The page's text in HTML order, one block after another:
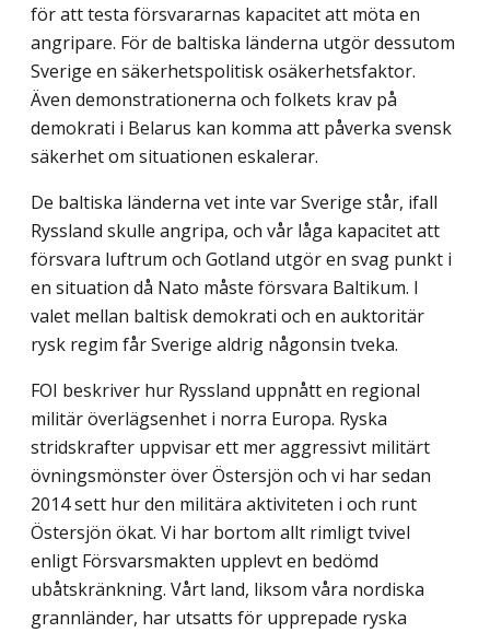
för att testa försvararnas kapacitet att möta en
angripare. För de baltiska länderna utgör dessutom
Sverige en säkerhetspolitisk osäkerhetsfaktor.
Även demon­strationerna och folkets krav på
demokrati i Belarus kan komma att påverka svensk
säkerhet om situationen eskalerar.
De baltiska länderna vet inte var Sverige står, ifall
Ryssland skulle angripa, och vår låga kapacitet att
försvara luftrum och Gotland utgör en svag punkt i
en situation då Nato måste försvara Baltikum. I
valet mellan baltisk demokrati och en auktoritär
rysk regim får Sverige aldrig någonsin tveka.
FOI beskriver hur Ryssland uppnått en regional
militär överlägsenhet i norra Euro­pa. Ryska
stridskrafter uppvisar ett mer aggressivt militärt
övningsmönster över Öster­sjön och vi har sedan
2014 sett hur den militära aktiviteten i och runt
Östersjön ökat. Vi har bortom allt rimligt tvivel
enligt Försvarsmakten upplevt en bedömd
ubåtskränkning. Vårt land, liksom våra nordiska
grannländer, har utsatts för upprepade ryska